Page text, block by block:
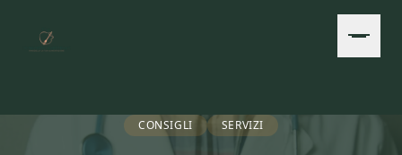
CONSIGLI SERVIZI